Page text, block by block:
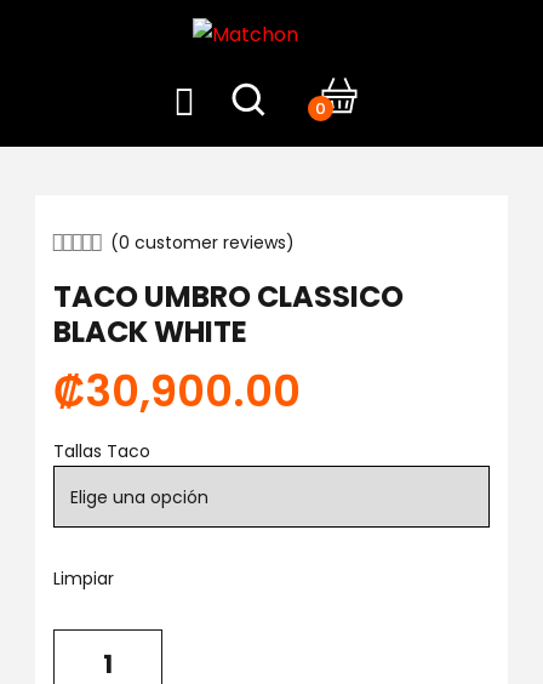
0
(0 customer reviews)
TACO UMBRO CLASSICO
BLACK WHITE
₡30,900.00
Tallas Taco
Limpiar